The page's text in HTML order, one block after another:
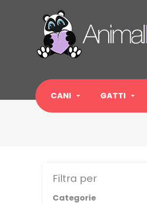
CANI GATTI
Filtra per
Categorie